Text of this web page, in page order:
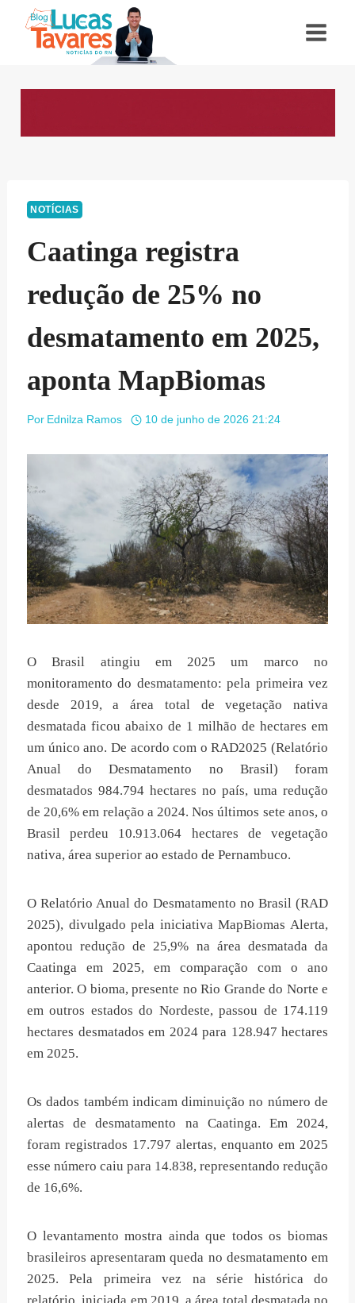
NOTÍCIAS
Caatinga registra
redução de 25% no
desmatamento em 2025,
aponta MapBiomas
Por Ednilza Ramos 10 de junho de 2026 21:24
O Brasil atingiu em 2025 um marco no
monitoramento do desmatamento: pela primeira vez
desde 2019, a área total de vegetação nativa
desmatada ficou abaixo de 1 milhão de hectares em
um único ano. De acordo com o RAD2025 (Relatório
Anual do Desmatamento no Brasil) foram
desmatados 984.794 hectares no país, uma redução
de 20,6% em relação a 2024. Nos últimos sete anos, o
Brasil perdeu 10.913.064 hectares de vegetação
nativa, área superior ao estado de Pernambuco.
O Relatório Anual do Desmatamento no Brasil (RAD
2025), divulgado pela iniciativa MapBiomas Alerta,
apontou redução de 25,9% na área desmatada da
Caatinga em 2025, em comparação com o ano
anterior. O bioma, presente no Rio Grande do Norte e
em outros estados do Nordeste, passou de 174.119
hectares desmatados em 2024 para 128.947 hectares
em 2025.
Os dados também indicam diminuição no número de
alertas de desmatamento na Caatinga. Em 2024,
foram registrados 17.797 alertas, enquanto em 2025
esse número caiu para 14.838, representando redução
de 16,6%.
O levantamento mostra ainda que todos os biomas
brasileiros apresentaram queda no desmatamento em
2025. Pela primeira vez na série histórica do